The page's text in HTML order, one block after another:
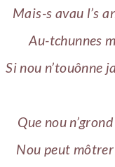
Mais-s avau l’s
Au-tchunnes
Si nou n’touônne
Que nou
Nou peut